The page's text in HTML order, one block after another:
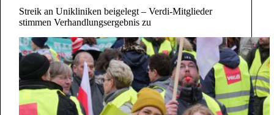
Streik an Unikliniken beigelegt – Verdi-Mitglieder
stimmen Verhandlungsergebnis zu